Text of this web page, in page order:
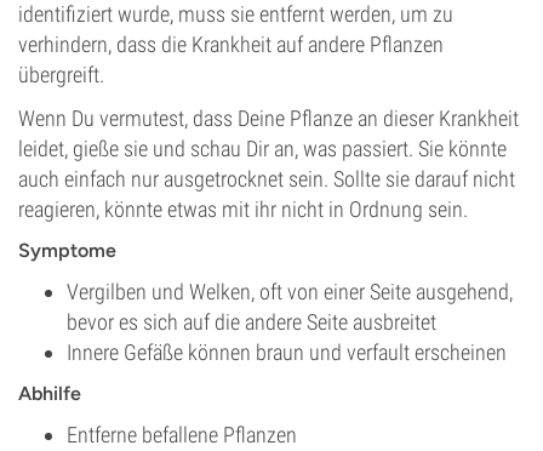
identifiziert wurde, muss sie entfernt werden, um zu
verhindern, dass die Krankheit auf andere Pflanzen
übergreift.
Wenn Du vermutest, dass Deine Pflanze an dieser Krankheit
leidet, gieße sie und schau Dir an, was passiert. Sie könnte
auch einfach nur ausgetrocknet sein. Sollte sie darauf nicht
reagieren, könnte etwas mit ihr nicht in Ordnung sein.
Symptome
Vergilben und Welken, oft von einer Seite ausgehend,
bevor es sich auf die andere Seite ausbreitet
Innere Gefäße können braun und verfault erscheinen
Abhilfe
Entferne befallene Pflanzen